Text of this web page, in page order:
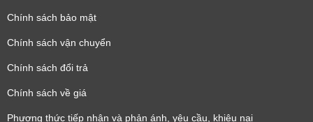
Chính sách bảo mật
Chính sách vận chuyển
Chính sách đổi trả
Chính sách về giá
Phương thức tiếp nhận và phản ánh, yêu cầu, khiêu nại